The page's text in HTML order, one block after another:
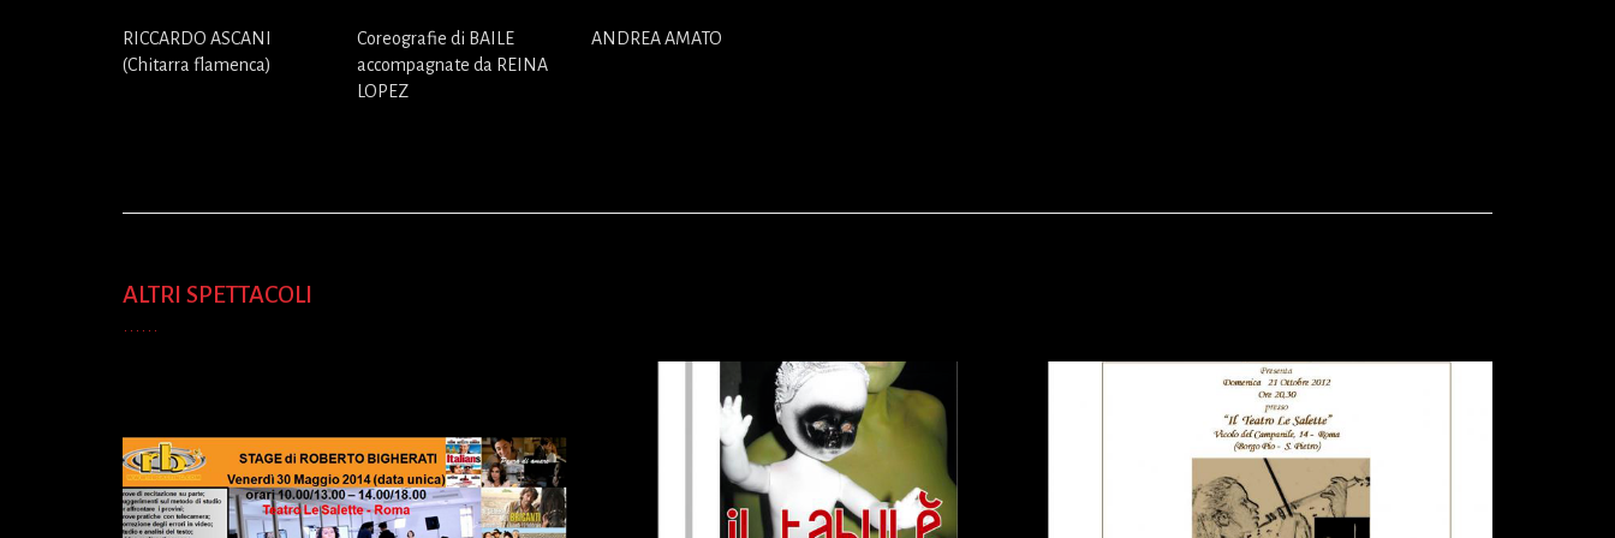
RICCARDO ASCANI
(Chitarra flamenca)
Coreografie di BAILE
accompagnate da REINA
LOPEZ
ANDREA AMATO
ALTRI SPETTACOLI